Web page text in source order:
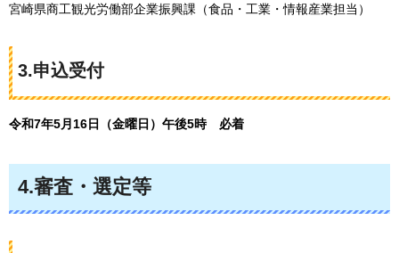
宮崎県商工観光労働部企業振興課（食品・工業・情報産業担当）
3.申込受付
令和7年5月16日（金曜日）午後5時 必着
4.審査・選定等